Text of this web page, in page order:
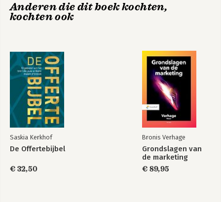
Anderen die dit boek kochten,
kochten ook
Saskia Kerkhof
De Offertebijbel
€ 32,50
Bronis Verhage
Grondslagen van
de marketing
€ 89,95